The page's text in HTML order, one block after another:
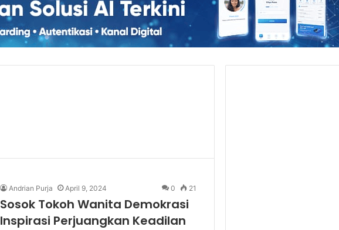
Andrian Purja April 9, 2024 0 21
Sosok Tokoh Wanita Demokrasi
Inspirasi Perjuangkan Keadilan